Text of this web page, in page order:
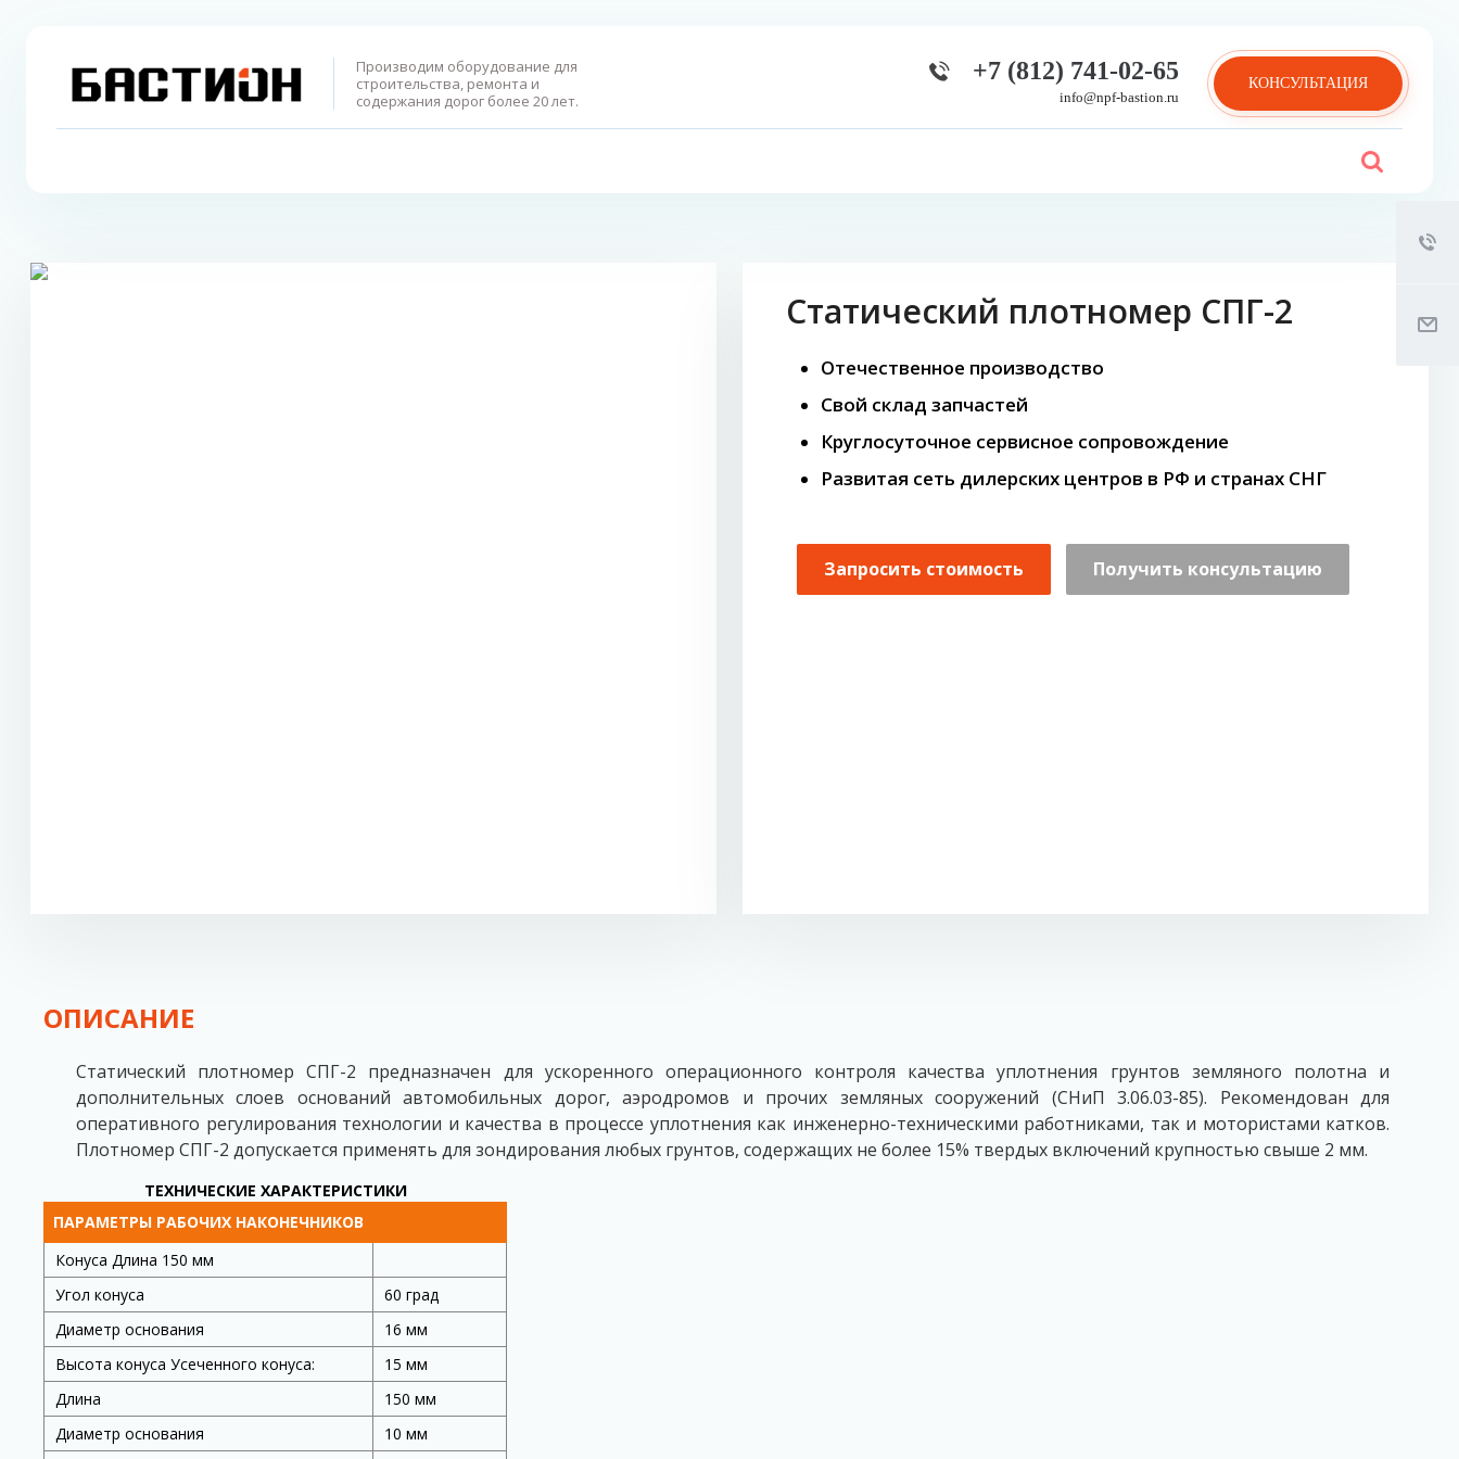
Производим оборудование для
строительства, ремонта и
содержания дорог более 20 лет.
+7 (812) 741-02-65
info@npf-bastion.ru
КОНСУЛЬТАЦИЯ
Статический плотномер СПГ-2
Отечественное производство
Свой склад запчастей
Круглосуточное сервисное сопровождение
Развитая сеть дилерских центров в РФ и странах СНГ
Запросить стоимость Получить консультацию
ОПИСАНИЕ
Статический плотномер СПГ-2 предназначен для ускоренного операционного контроля качества уплотнения грунтов земляного полотна и
дополнительных слоев оснований автомобильных дорог, аэродромов и прочих земляных сооружений (СНиП 3.06.03-85). Рекомендован для
оперативного регулирования технологии и качества в процессе уплотнения как инженерно-техническими работниками, так и мотористами катков.
Плотномер СПГ-2 допускается применять для зондирования любых грунтов, содержащих не более 15% твердых включений крупностью свыше 2 мм.
ТЕХНИЧЕСКИЕ ХАРАКТЕРИСТИКИ
ПАРАМЕТРЫ РАБОЧИХ НАКОНЕЧНИКОВ
Конуса Длина 150 мм
Угол конуса
60 град
Диаметр основания
16 мм
Высота конуса Усеченного конуса:
15 мм
Длина
150 мм
Диаметр основания
10 мм